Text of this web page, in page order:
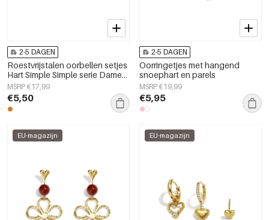
2-5 DAGEN
Roestvrijstalen oorbellen setjes
Hart Simple Simple serie Dames
sieraden
MSRP €17,99
€5,50
2-5 DAGEN
Oorringetjes met hangend
snoephart en parels
MSRP €19,99
€5,95
EU-magazijn EU-magazijn